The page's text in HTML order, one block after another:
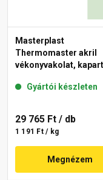
Masterplast
Thermomaster akril
vékonyvakolat,
Gyártói készleten
29 765 Ft / db
1 191 Ft / kg
Megnézem